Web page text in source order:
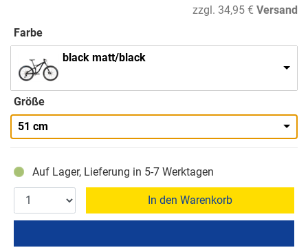
zzgl. 34,95 € Versand
Farbe
black matt/black
Größe
51 cm
Auf Lager, Lieferung in 5-7 Werktagen
In den Warenkorb